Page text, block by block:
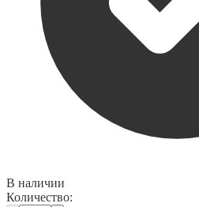
В наличии
Количество: